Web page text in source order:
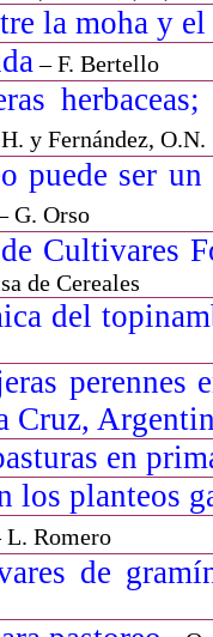
la moha y
– F. Bertello
y Fernández, O.N.
puede ser
G. Orso
Cultivares
de Cereales
del
perennes
Cruz,
en
los planteos
L. Romero
de